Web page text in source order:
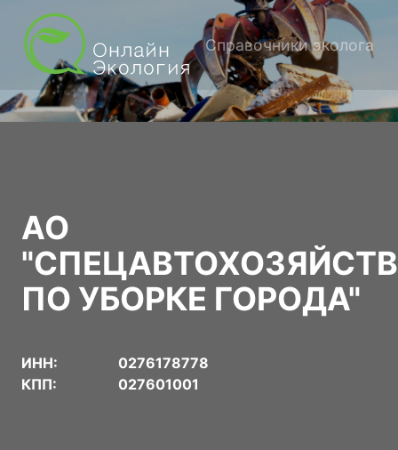
Справочники эколога
АО
ПО УБОРКЕ ГОРОДА"
ИНН:
0276178778
КПП:
027601001